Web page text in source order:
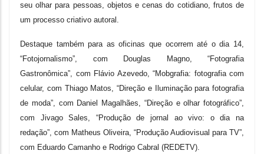
seu olhar para pessoas, objetos e cenas do cotidiano, frutos de
um processo criativo autoral.
Destaque também para as oficinas que ocorrem até o dia 14,
“Fotojornalismo”, com Douglas Magno, “Fotografia
Gastronômica”, com Flávio Azevedo, “Mobgrafia: fotografia com
celular, com Thiago Matos, “Direção e Iluminação para fotografia
de moda”, com Daniel Magalhães, “Direção e olhar fotográfico”,
com Jivago Sales, “Produção de jornal ao vivo: o dia na
redação”, com Matheus Oliveira, “Produção Audiovisual para TV”,
com Eduardo Camanho e Rodrigo Cabral (REDETV).